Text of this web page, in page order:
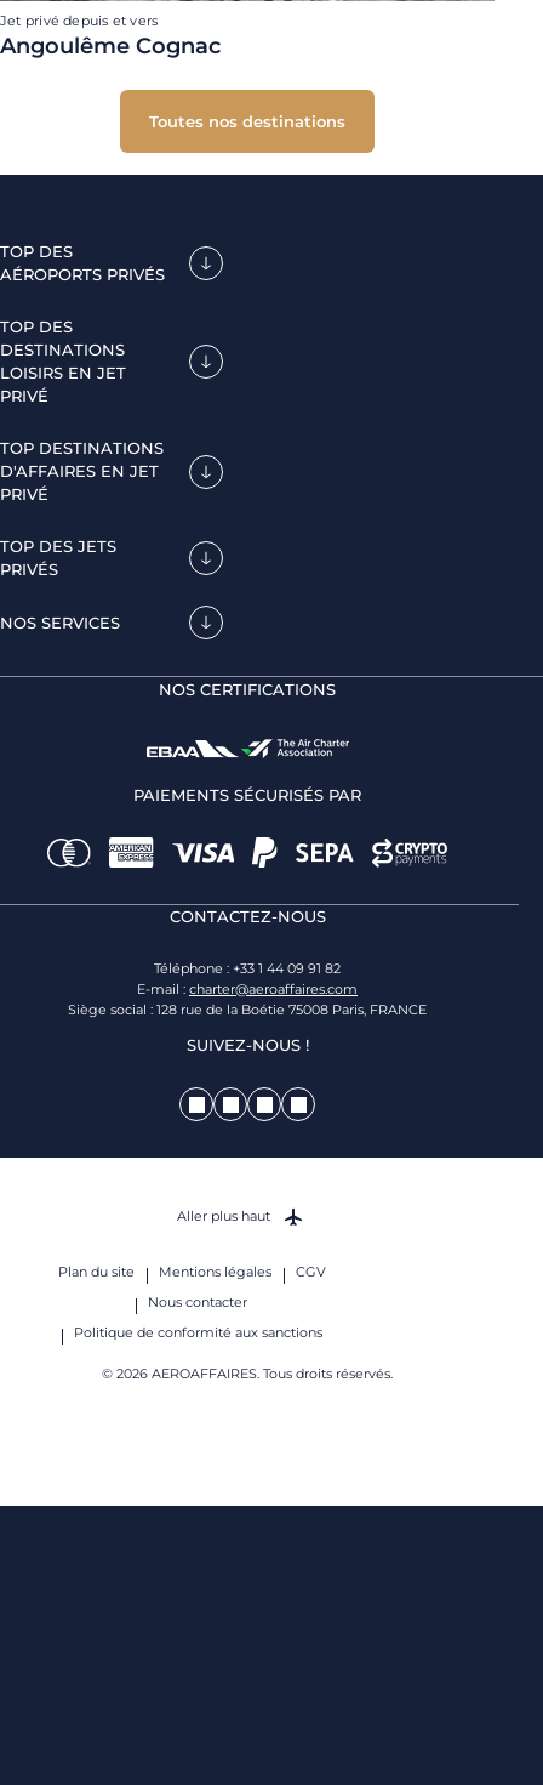
Jet privé depuis et vers
Angoulême Cognac
Toutes nos destinations
TOP DES
AÉROPORTS PRIVÉS
TOP DES
DESTINATIONS
LOISIRS EN JET
PRIVÉ
TOP DESTINATIONS
D'AFFAIRES EN JET
PRIVÉ
TOP DES JETS
PRIVÉS
NOS SERVICES
NOS CERTIFICATIONS
PAIEMENTS SÉCURISÉS PAR
CONTACTEZ-NOUS
Téléphone : +33 1 44 09 91 82
E-mail : charter@aeroaffaires.com
Siège social : 128 rue de la Boétie 75008 Paris, FRANCE
SUIVEZ-NOUS !
Plan du site Mentions légales
CGV
Nous contacter
Politique de conformité aux sanctions
© 2026 AEROAFFAIRES. Tous droits réservés.
Aller plus haut